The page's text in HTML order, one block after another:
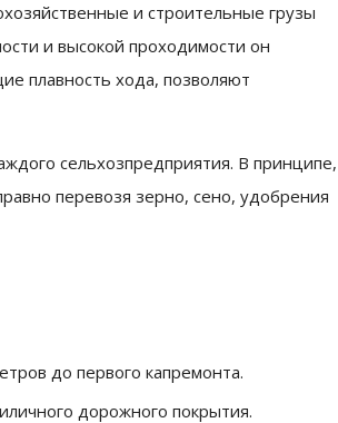
и строительные грузы
и высокой проходимости он
плавность хода, позволяют
сельхозпредприятия. В принципе,
перевозя зерно, сено, удобрения
до первого капремонта.
дорожного покрытия.